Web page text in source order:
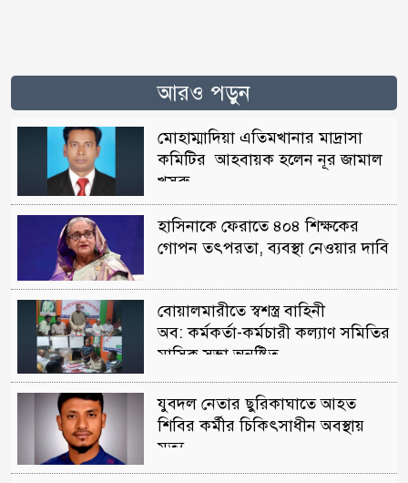
আরও পড়ুন
মোহাম্মাদিয়া এতিমখানার মাদ্রাসা
কমিটির আহবায়ক হলেন নূর জামাল
খসরু
হাসিনাকে ফেরাতে ৪০৪ শিক্ষকের
গোপন তৎপরতা, ব্যবস্থা নেওয়ার দাবি
বোয়ালমারীতে স্বশস্ত্র বাহিনী
অব: কর্মকর্তা-কর্মচারী কল্যাণ সমিতির
মাসিক সভা অনুষ্টিত
যুবদল নেতার ছুরিকাঘাতে আহত
শিবির কর্মীর চিকিৎসাধীন অবস্থায়
মৃত্যু